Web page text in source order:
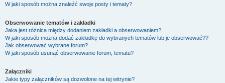
W jaki sposób można znaleźć swoje posty i tematy?
Obserwowanie tematów i zakładki
Jaka jest różnica między dodaniem zakładki a obserwowaniem?
W jaki sposób można dodać zakładkę do wybranych tematów lub je obserwować??
Jak obserwować wybrane forum?
W jaki sposób usunąć obserwowanie forum, tematu?
Załączniki
Jakie typy załączników są dozwolone na tej witrynie?